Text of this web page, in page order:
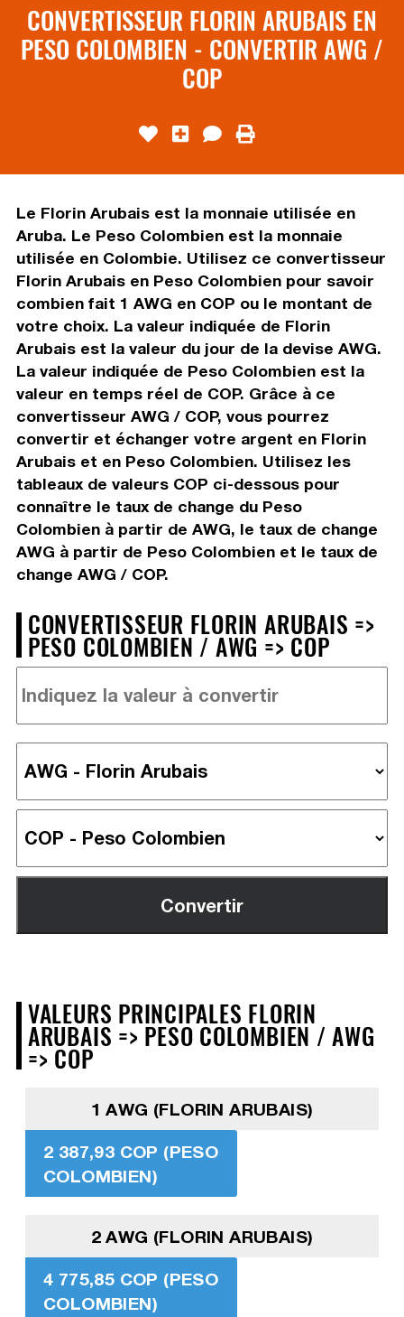
CONVERTISSEUR FLORIN ARUBAIS EN
PESO COLOMBIEN - CONVERTIR AWG /
COP
Le Florin Arubais est la monnaie utilisée en
Aruba. Le Peso Colombien est la monnaie
utilisée en Colombie. Utilisez ce convertisseur
Florin Arubais en Peso Colombien pour savoir
combien fait 1 AWG en COP ou le montant de
votre choix. La valeur indiquée de Florin
Arubais est la valeur du jour de la devise AWG.
La valeur indiquée de Peso Colombien est la
valeur en temps réel de COP. Grâce à ce
convertisseur AWG / COP, vous pourrez
convertir et échanger votre argent en Florin
Arubais et en Peso Colombien. Utilisez les
tableaux de valeurs COP ci-dessous pour
connaître le taux de change du Peso
Colombien à partir de AWG, le taux de change
AWG à partir de Peso Colombien et le taux de
change AWG / COP.
CONVERTISSEUR FLORIN ARUBAIS =>
PESO COLOMBIEN / AWG => COP
VALEURS PRINCIPALES FLORIN
ARUBAIS => PESO COLOMBIEN / AWG
=> COP
1 AWG (FLORIN ARUBAIS)
2 387,93 COP (PESO
COLOMBIEN)
2 AWG (FLORIN ARUBAIS)
4 775,85 COP (PESO
COLOMBIEN)